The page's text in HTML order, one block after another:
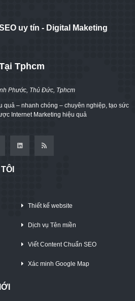
uy tín - Digital Maketing
Tphcm
Phước, Thủ Đức, Tphcm
quả – nhanh chóng – chuyên nghiệp, tạo sức
Internet Marketing hiệu quả
Thiết kế website
Dịch vụ Tên miền
Viết Content Chuẩn SEO
Xác minh Google Map